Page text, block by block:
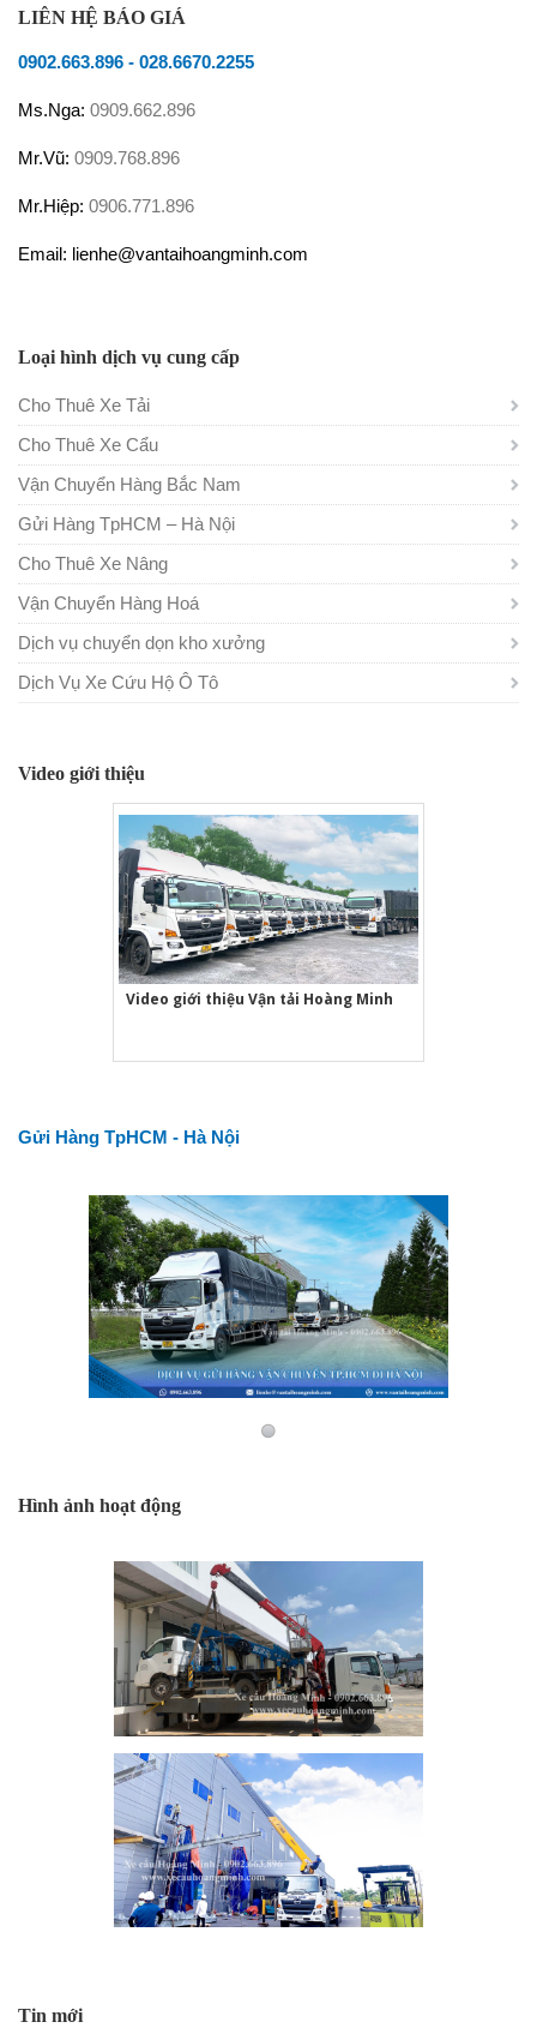
LIÊN HỆ BÁO GIÁ
0902.663.896 - 028.6670.2255
Ms.Nga: 0909.662.896
Mr.Vũ: 0909.768.896
Mr.Hiệp: 0906.771.896
Email: lienhe@vantaihoangminh.com
Loại hình dịch vụ cung cấp
Cho Thuê Xe Tải
Cho Thuê Xe Cẩu
Vận Chuyển Hàng Bắc Nam
Gửi Hàng TpHCM – Hà Nội
Cho Thuê Xe Nâng
Vận Chuyển Hàng Hoá
Dịch vụ chuyển dọn kho xưởng
Dịch Vụ Xe Cứu Hộ Ô Tô
Video giới thiệu
Video giới thiệu Vận tải Hoàng Minh
Gửi Hàng TpHCM - Hà Nội
Hình ảnh hoạt động
Tin mới